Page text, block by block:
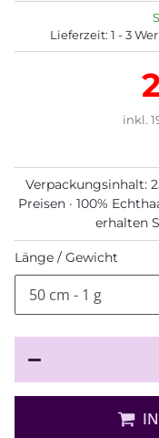
Lieferzeit: 1 - 3
inkl.
Verpackungsinhalt:
Preisen · 100%
erhalten
Länge / Gewicht
50 cm - 1 g